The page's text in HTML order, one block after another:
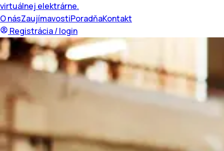
virtuálnej elektrárne.
O násZaujímavostiPoradňaKontakt
Registrácia / login